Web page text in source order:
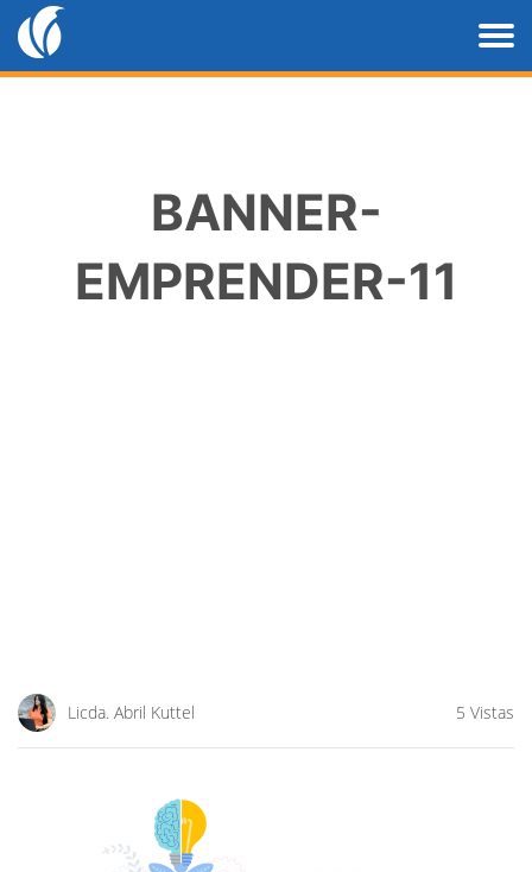
BANNER-
EMPRENDER-11
Licda. Abril Kuttel 5 Vistas